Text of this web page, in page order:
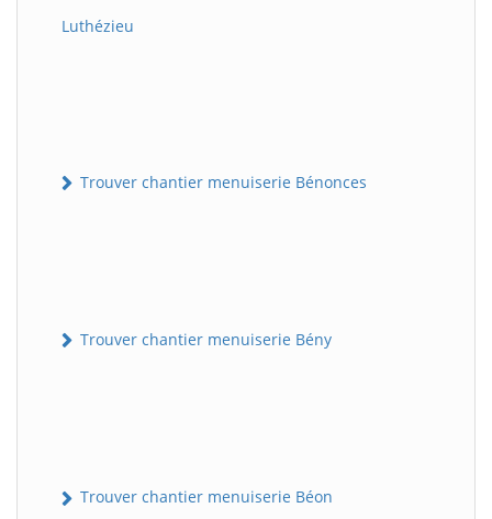
Luthézieu
Trouver chantier menuiserie Bénonces
Trouver chantier menuiserie Bény
Trouver chantier menuiserie Béon